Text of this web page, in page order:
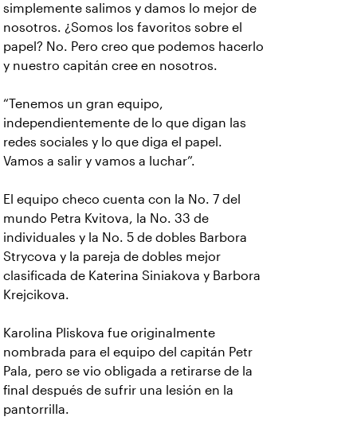
simplemente salimos y damos lo mejor de
nosotros. ¿Somos los favoritos sobre el
papel? No. Pero creo que podemos hacerlo
y nuestro capitán cree en nosotros.
“Tenemos un gran equipo,
independientemente de lo que digan las
redes sociales y lo que diga el papel.
Vamos a salir y vamos a luchar”.
El equipo checo cuenta con la No. 7 del
mundo Petra Kvitova, la No. 33 de
individuales y la No. 5 de dobles Barbora
Strycova y la pareja de dobles mejor
clasificada de Katerina Siniakova y Barbora
Krejcikova.
Karolina Pliskova fue originalmente
nombrada para el equipo del capitán Petr
Pala, pero se vio obligada a retirarse de la
final después de sufrir una lesión en la
pantorrilla.